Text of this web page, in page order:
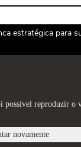
estratégica para